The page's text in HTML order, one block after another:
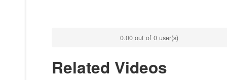
0.00 out of 0 user(s)
Related Videos